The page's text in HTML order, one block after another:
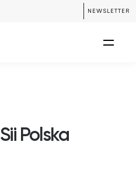
NEWSLETTER
Sii Polska